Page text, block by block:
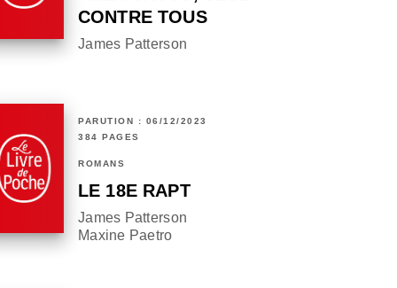
CONTRE TOUS
James Patterson
PARUTION : 06/12/2023
384 PAGES
ROMANS
LE 18E RAPT
James Patterson
Maxine Paetro